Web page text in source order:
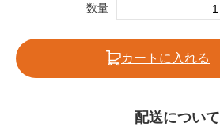
数量
カートに入れる
配送について